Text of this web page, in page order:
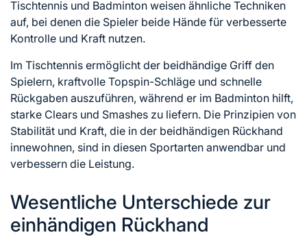
Tischtennis und Badminton weisen ähnliche Techniken
auf, bei denen die Spieler beide Hände für verbesserte
Kontrolle und Kraft nutzen.
Im Tischtennis ermöglicht der beidhändige Griff den
Spielern, kraftvolle Topspin-Schläge und schnelle
Rückgaben auszuführen, während er im Badminton hilft,
starke Clears und Smashes zu liefern. Die Prinzipien von
Stabilität und Kraft, die in der beidhändigen Rückhand
innewohnen, sind in diesen Sportarten anwendbar und
verbessern die Leistung.
Wesentliche Unterschiede zur
einhändigen Rückhand